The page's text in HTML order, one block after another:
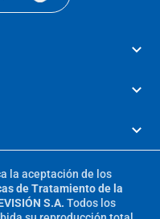
la aceptación de los
de Tratamiento de la
S.A. Todos los